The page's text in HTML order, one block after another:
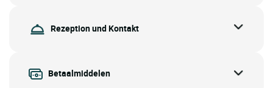
Rezeption und Kontakt
Betaalmiddelen